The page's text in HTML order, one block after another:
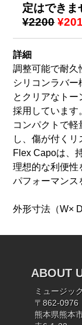
定はできま
¥2200
詳細
調整可能で耐久
シリコンラバ
とクリアなト
採用しています
コンパクトで軽
し、傷が付くリ
Flex Capoは、
理想的な利便性
パフォーマンス
外形寸法（W×
ABOUT
ミュージッ
〒862-0976
熊本県熊本